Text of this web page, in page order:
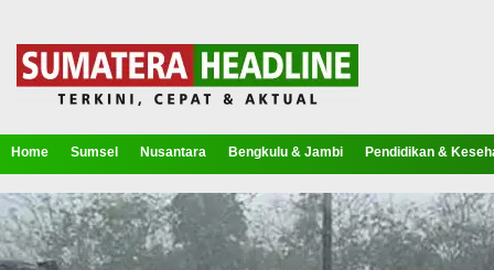
Home Sumsel Nusantara Bengkulu & Jambi Pendidikan &